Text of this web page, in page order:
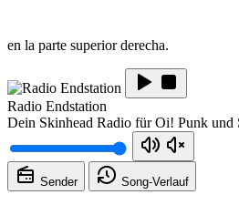
en la parte superior derecha.
Radio Endstation
Dein Skinhead Radio für Oi! Punk und
Sender Song-Verlauf